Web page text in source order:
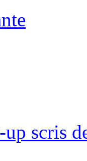
scris